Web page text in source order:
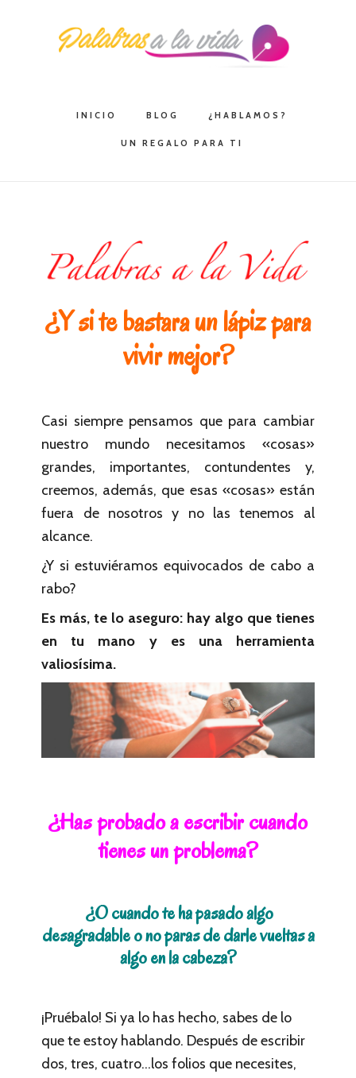
contenido
INICIO BLOG ¿HABLAMOS?
UN REGALO PARA TI
¿Y si te bastara un lápiz para
vivir mejor?
Casi siempre pensamos que para cambiar
nuestro mundo necesitamos «cosas»
grandes, importantes, contundentes y,
creemos, además, que esas «cosas» están
fuera de nosotros y no las tenemos al
alcance.
¿Y si estuviéramos equivocados de cabo a
rabo?
Es más, te lo aseguro: hay algo que tienes
en tu mano y es una herramienta
valiosísima.
¿Has probado a escribir cuando
tienes un problema?
¿O cuando te ha pasado algo
desagradable o no paras de darle vueltas a
algo en la cabeza?
¡Pruébalo! Si ya lo has hecho, sabes de lo
que te estoy hablando. Después de escribir
dos, tres, cuatro…los folios que necesites,